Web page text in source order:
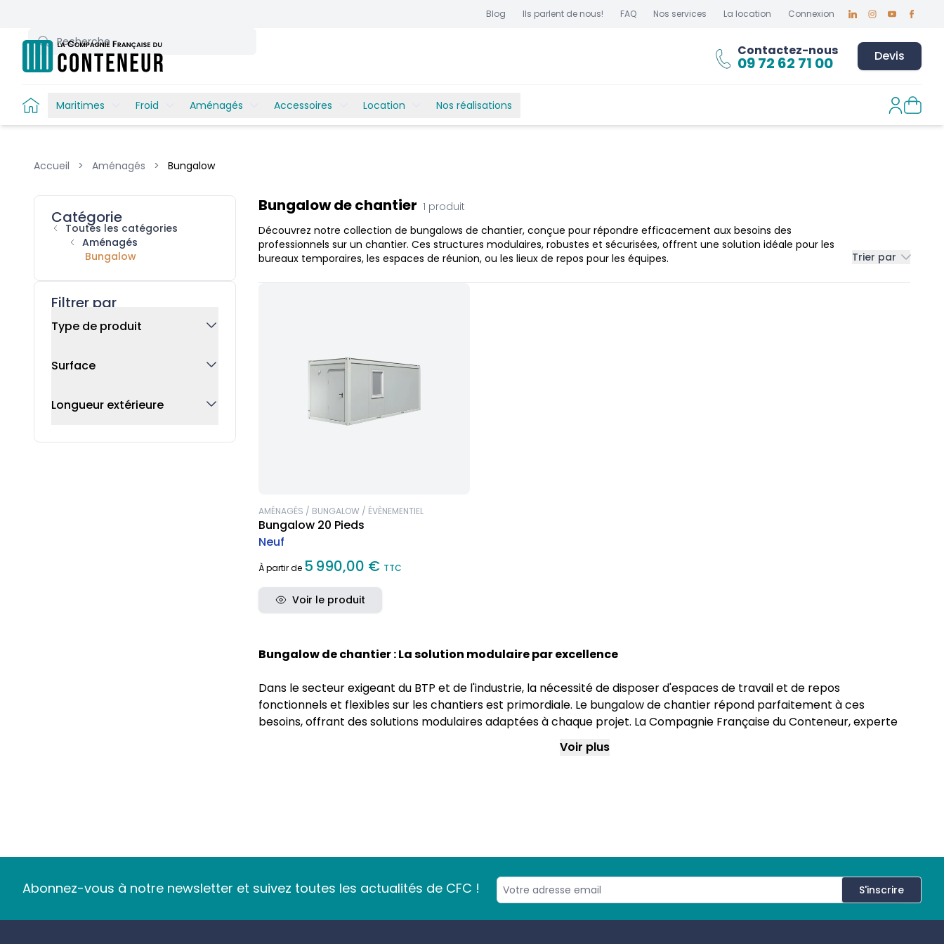
Blog Ils parlent de nous! FAQ Nos services La location Connexion LinkedinInstagram
Youtube
Recherche
Contactez-nous
09 72 62 71 00 Devis
Maritimes Froid Aménagés Accessoires Location Nos réalisations
Accueil > Aménagés > Bungalow
Products
Catégorie
Toutes les catégories
Aménagés
Bungalow
Filtrer par
Type de produit
Surface
Longueur extérieure
Bungalow de chantier 1 produit
Découvrez notre collection de bungalows de chantier, conçue pour répondre efficacement aux besoins des
professionnels sur un chantier. Ces structures modulaires, robustes et sécurisées, offrent une solution idéale pour les
bureaux temporaires, les espaces de réunion, ou les lieux de repos pour les équipes.
Trier par
AMÉNAGÉS / BUNGALOW / ÉVÈNEMENTIEL
Bungalow 20 Pieds
Neuf
À partir de 5 990,00 € TTC
Voir le produit
Bungalow de chantier : La solution modulaire par excellence
Dans le secteur exigeant du BTP et de l'industrie, la nécessité de disposer d'espaces de travail et de repos
fonctionnels et flexibles sur les chantiers est primordiale. Le bungalow de chantier répond parfaitement à ces
besoins, offrant des solutions modulaires adaptées à chaque projet. La Compagnie Française du Conteneur, experte
dans la fourniture de solutions de conteneurs modulaires, propose à la vente une gamme de bungalow de chantier
conçu pour améliorer l'efficacité et le confort sur les sites de construction.
abri, vestiaire ou encore comme lieux de stockage sécurisés ou réfectoire, ils offrent un espace adapté et
professionnel. Grâce à leur construction robuste et leur facilité de déploiement, ces bungalows sont devenus
indispensables pour la gestion quotidienne et l'organisation des chantiers où les employés peuvent profiter d'un
Voir plus
Abonnez-vous à notre newsletter et suivez toutes les actualités de CFC ! S'inscrire